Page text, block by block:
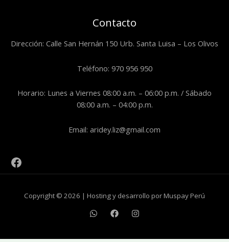
Contacto
Dirección: Calle San Hernán 150 Urb. Santa Luisa – Los Olivos
Teléfono: 970 956 950
Horario: Lunes a Viernes 08:00 a.m. – 06:00 p.m. / Sábado
08:00 a.m. – 04:00 p.m.
Email: aridey.liz@gmail.com
Copyright © 2026 | Hosting y desarrollo por Muspay Perú